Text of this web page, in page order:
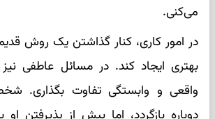
می‌کنی.
در امور کاری، کنار گذاشتن یک روش
بهتری ایجاد کند. در مسائل عاطفی نیز
واقعی و وابستگی تفاوت بگذاری.